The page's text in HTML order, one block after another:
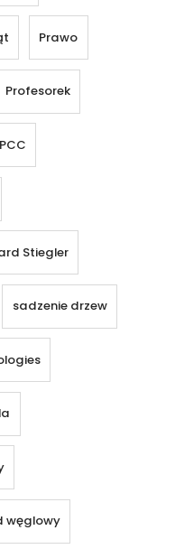
Prawo
Profesorek
Stiegler
sadzenie drzew
węglowy